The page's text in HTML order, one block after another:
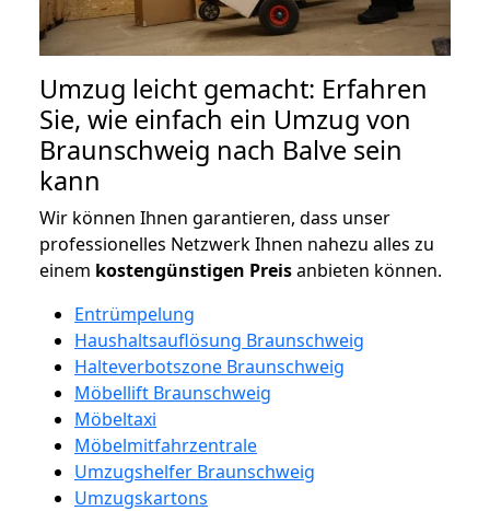
Umzug leicht gemacht: Erfahren
Sie, wie einfach ein Umzug von
Braunschweig nach Balve sein
kann
Wir können Ihnen garantieren, dass unser
professionelles Netzwerk Ihnen nahezu alles zu
einem kostengünstigen Preisanbieten können.
Entrümpelung
Haushaltsauflösung Braunschweig
Halteverbotszone Braunschweig
Möbellift Braunschweig
Möbeltaxi
Möbelmitfahrzentrale
Umzugshelfer Braunschweig
Umzugskartons